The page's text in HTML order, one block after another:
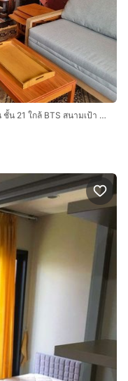
ขายคอนโด​เดอะโมนูเม้นต์​ สนามเป้า 2 ห้องนอน ชั้น 21 ใกล้ BTS สนามเป้า พญาไท กรุงเทพ